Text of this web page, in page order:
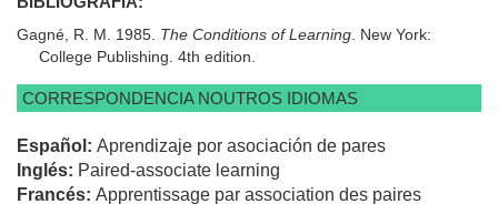
Gagné, R. M. 1985. The Conditions of Learning . New York:
College Publishing. 4th edition.
CORRESPONDENCIA NOUTROS IDIOMAS
Español: Aprendizaje por asociación de pares
Inglés: Paired-associate learning
Francés: Apprentissage par association des paires